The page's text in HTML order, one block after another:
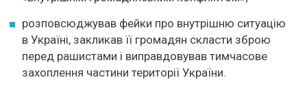
розповсюджував фейки про внутрішню ситуацію
в Україні, закликав її громадян скласти зброю
перед рашистами і виправдовував тимчасове
захоплення частини території України.